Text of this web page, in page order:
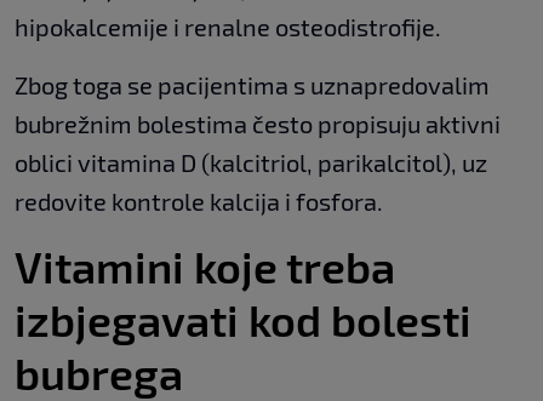
hipokalcemije i renalne osteodistrofije.
Zbog toga se pacijentima s uznapredovalim
bubrežnim bolestima često propisuju aktivni
oblici vitamina D (kalcitriol, parikalcitol), uz
redovite kontrole kalcija i fosfora.
Vitamini koje treba
izbjegavati kod bolesti
bubrega